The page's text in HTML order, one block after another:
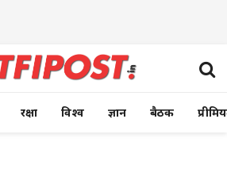
रक्षा विश्व ज्ञान बैठक